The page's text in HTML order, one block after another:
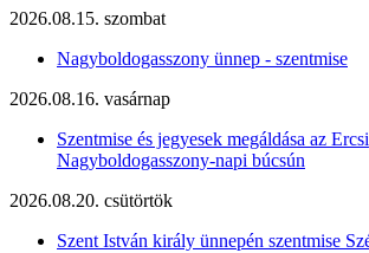
2026.08.15. szombat
Nagyboldogasszony ünnep - szentmise
2026.08.16. vasárnap
Szentmise és jegyesek megáldása az Ercsi
Nagyboldogasszony-napi búcsún
2026.08.20. csütörtök
Szent István király ünnepén szentmise